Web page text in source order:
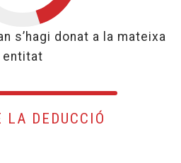
s’hagi donat a la mateixa
entitat
LA DEDUCCIÓ